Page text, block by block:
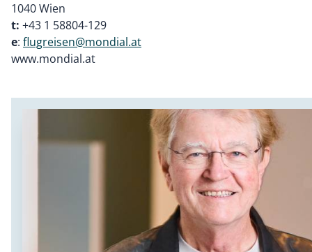
1040 Wien
t: +43 1 58804-129
e: flugreisen@mondial.at
www.mondial.at